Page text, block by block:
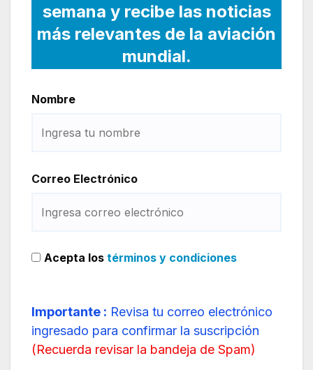
semana y recibe las noticias
más relevantes de la aviación
mundial.
Nombre
Correo Electrónico
Acepta los términos y condiciones
Importante : Revisa tu correo electrónico
ingresado para confirmar la suscripción
(Recuerda revisar la bandeja de Spam)